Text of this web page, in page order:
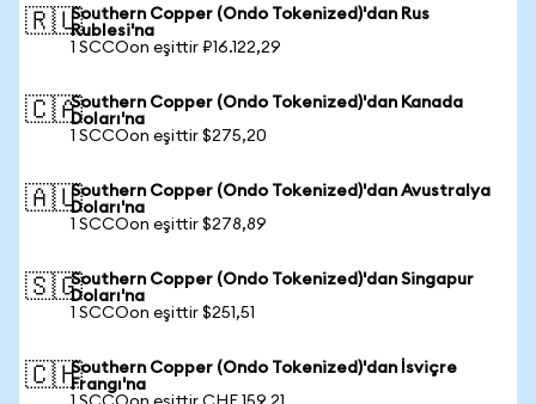
🇷🇺Southern Copper (Ondo Tokenized)'dan Rus
Rublesi'na
1 SCCOon eşittir ₽16.122,29
🇨🇦Southern Copper (Ondo Tokenized)'dan Kanada
Doları'na
1 SCCOon eşittir $275,20
🇦🇺Southern Copper (Ondo Tokenized)'dan Avustralya
Doları'na
1 SCCOon eşittir $278,89
🇸🇬Southern Copper (Ondo Tokenized)'dan Singapur
Doları'na
1 SCCOon eşittir $251,51
🇨🇭Southern Copper (Ondo Tokenized)'dan İsviçre
Frangı'na